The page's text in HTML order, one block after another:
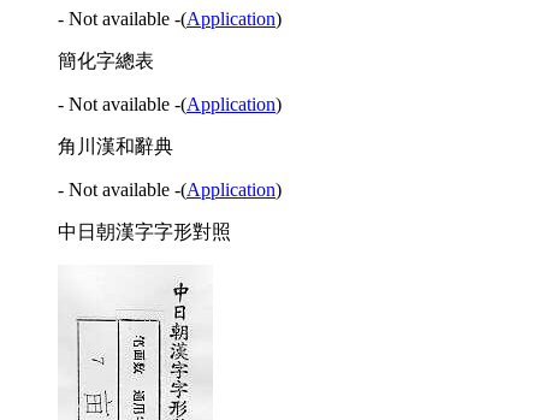
- Not available -(Application)
簡化字總表
- Not available -(Application)
角川漢和辭典
- Not available -(Application)
中日朝漢字字形對照